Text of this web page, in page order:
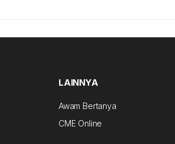
LAINNYA
Awam Bertanya
CME Online